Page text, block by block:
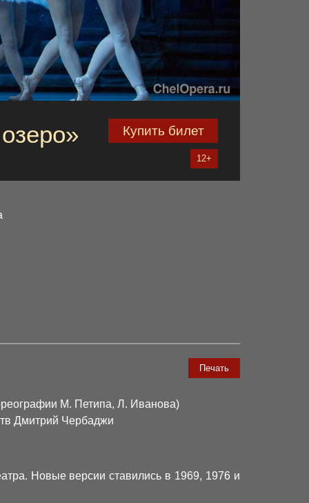
Купить билет
12+
Печать
М. Петипа, Л. Иванова)
Дмитрий Чербаджи
Новые версии ставились в 1969, 1976 и